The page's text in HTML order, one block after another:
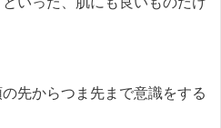
先からつま先まで意識をする